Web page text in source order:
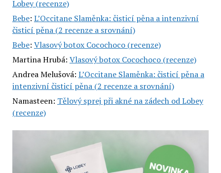
Lobey (recenze)
Bebe: L’Occitane Slaměnka: čisticí pěna a intenzivní
čisticí pěna (2 recenze a srovnání)
Bebe: Vlasový botox Cocochoco (recenze)
Martina Hrubá: Vlasový botox Cocochoco (recenze)
Andrea Melušová: L’Occitane Slaměnka: čisticí pěna a
intenzivní čisticí pěna (2 recenze a srovnání)
Namasteen: Tělový sprej při akné na zádech od Lobey
(recenze)